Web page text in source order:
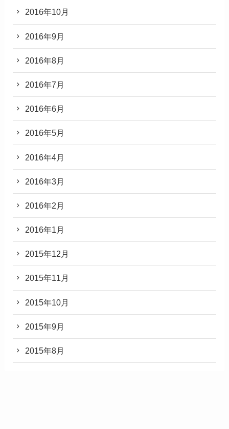
2016年10月
2016年9月
2016年8月
2016年7月
2016年6月
2016年5月
2016年4月
2016年3月
2016年2月
2016年1月
2015年12月
2015年11月
2015年10月
2015年9月
2015年8月